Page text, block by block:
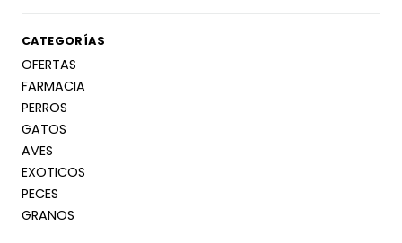
CATEGORÍAS
OFERTAS
FARMACIA
PERROS
GATOS
AVES
EXOTICOS
PECES
GRANOS